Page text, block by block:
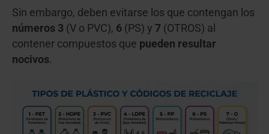
Sin embargo, deben evitarse los que contengan los
números 3 (V o PVC), 6 (PS) y 7 (OTROS) al
contener compuestos que pueden resultar
nocivos.